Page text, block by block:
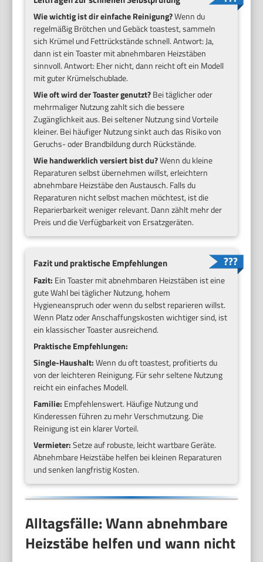
Wie wichtig ist dir einfache Reinigung?Wenn du
regelmäßig Brötchen und Gebäck toastest, sammeln
sich Krümel und Fettrückstände schnell. Antwort: Ja,
dann ist ein Toaster mit abnehmbaren Heizstäben
sinnvoll. Antwort: Eher nicht, dann reicht oft ein Modell
mit guter Krümelschublade.
Wie oft wird der Toaster genutzt?Bei täglicher oder
mehrmaliger Nutzung zahlt sich die bessere
Zugänglichkeit aus. Bei seltener Nutzung sind Vorteile
kleiner. Bei häufiger Nutzung sinkt auch das Risiko von
Geruchs- oder Brandbildung durch Rückstände.
Wie handwerklich versiert bist du?Wenn du kleine
Reparaturen selbst übernehmen willst, erleichtern
abnehmbare Heizstäbe den Austausch. Falls du
Reparaturen nicht selbst machen möchtest, ist die
Reparierbarkeit weniger relevant. Dann zählt mehr der
Preis und die Verfügbarkeit von Ersatzgeräten.
Fazit und praktische Empfehlungen
Fazit: Ein Toaster mit abnehmbaren Heizstäben ist eine
gute Wahl bei täglicher Nutzung, hohem
Hygieneanspruch oder wenn du selbst reparieren willst.
Wenn Platz oder Anschaffungskosten wichtiger sind, ist
ein klassischer Toaster ausreichend.
Praktische Empfehlungen:
Single-Haushalt:Wenn du oft toastest, profitierts du
von der leichteren Reinigung. Für sehr seltene Nutzung
reicht ein einfaches Modell.
Familie: Empfehlenswert. Häufige Nutzung und
Kinderessen führen zu mehr Verschmutzung. Die
Reinigung ist ein klarer Vorteil.
Vermieter:Setze auf robuste, leicht wartbare Geräte.
Abnehmbare Heizstäbe helfen bei kleinen Reparaturen
und senken langfristig Kosten.
Alltagsfälle: Wann abnehmbare
Heizstäbe helfen und wann nicht